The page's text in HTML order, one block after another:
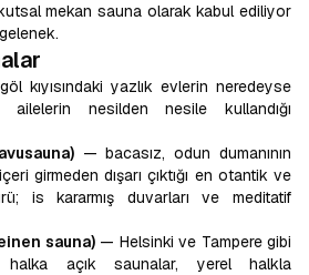
mekan sauna olarak kabul ediliyor
kıyısındaki yazlık evlerin neredeyse
ailelerin nesilden nesile kullandığı
— bacasız, odun dumanının
girmeden dışarı çıktığı en otantik ve
is kararmış duvarları ve meditatif
sauna)— Helsinki ve Tampere gibi
halka açık saunalar, yerel halkla